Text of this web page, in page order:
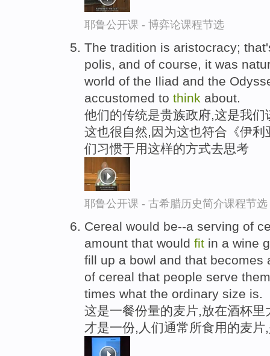
耶鲁公开课 - 博弈论课程节选
The tradition is aristocracy;
polis, and of course, it was
world of the Iliad and the
accustomed to think about.
他们的传统是贵族政府,这是我
这也很自然,因为这也符合《伊
们习惯于用这样的方式去思考
耶鲁公开课 - 古希腊历史简介课程节选
Cereal would be--a serving of
amount that would fit in a wine
fill up a bowl and that
of cereal that people serve
times what the ordinary size is.
这是一餐份量的麦片,放在酒杯
才是一份,人们通常所食用的麦